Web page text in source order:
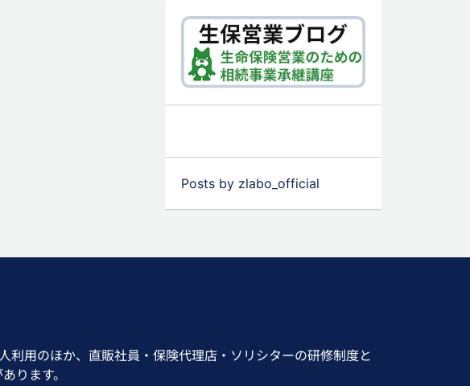
Posts by zlabo_official
用のほか、直販社員・保険代理店・ソリシターの研修制度と
ります。